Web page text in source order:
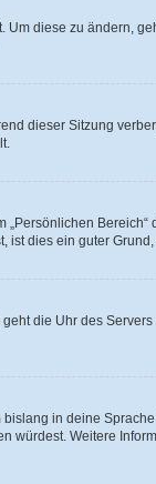
diese zu ändern,
dieser Sitzung
ist dies ein guter
die Uhr des
in deine
würdest. Weitere